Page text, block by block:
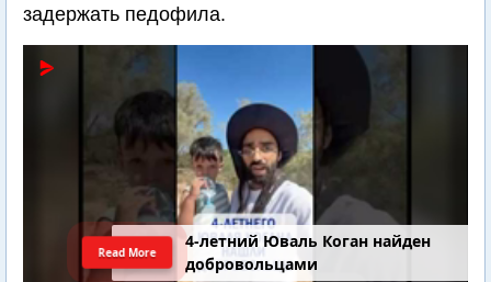
задержать педофила.
4-летний Юваль Коган найден
добровольцами
Read More